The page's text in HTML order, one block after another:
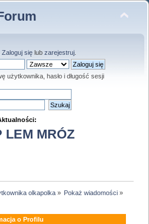
Zaloguj sięlub zarejestruj.
użytkownika, hasło i długość sesji
LEM MRÓZ
olkapolka» Pokaż wiadomości»
o Profilu